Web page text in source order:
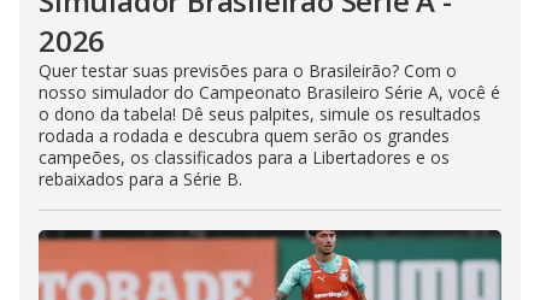
2026
Quer testar suas previsões para o Brasileirão? Com o
nosso simulador do Campeonato Brasileiro Série A, você é
o dono da tabela! Dê seus palpites, simule os resultados
rodada a rodada e descubra quem serão os grandes
campeões, os classificados para a Libertadores e os
rebaixados para a Série B.